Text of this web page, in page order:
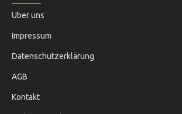
Uber uns
Impressum
Datenschutzerklärung
AGB
Kontakt